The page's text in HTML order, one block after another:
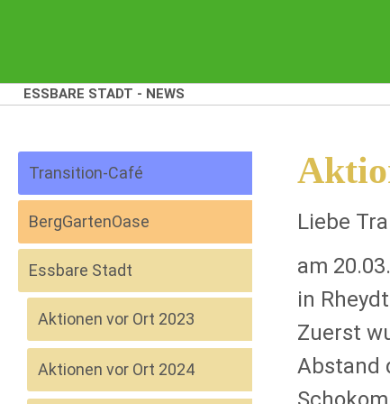
ESSBARE STADT - NEWS
Liebe
am
in
Zuerst
Abstand
Transition-Café
BergGartenOase
Essbare Stadt
Aktionen vor Ort 2023
Aktionen vor Ort 2024